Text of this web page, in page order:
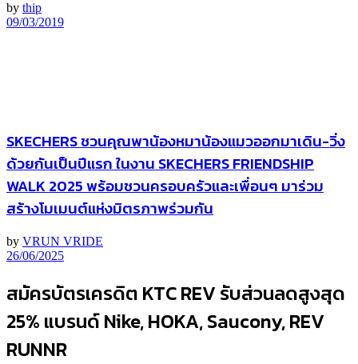
by thip
09/03/2019
SKECHERS ชวนคุณพาน้องหมาน้องแมวออกมาเดิน-วิ่ง
ด้วยกันเป็นปีแรก ในงาน SKECHERS FRIENDSHIP
WALK 2025 พร้อมชวนครอบครัวและเพื่อนๆ มาร่วม
สร้างโมเมนต์แห่งมิตรภาพร่วมกัน
by VRUN VRIDE
26/06/2025
สมัครบัตรเครดิต KTC REV รับส่วนลดสูงสุด
25% แบรนด์ Nike, HOKA, Saucony, REV
RUNNR